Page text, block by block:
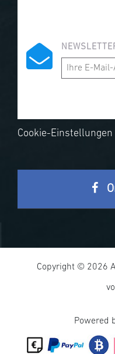
Cookie-Einstellungen
Copyright © 2026
Powered